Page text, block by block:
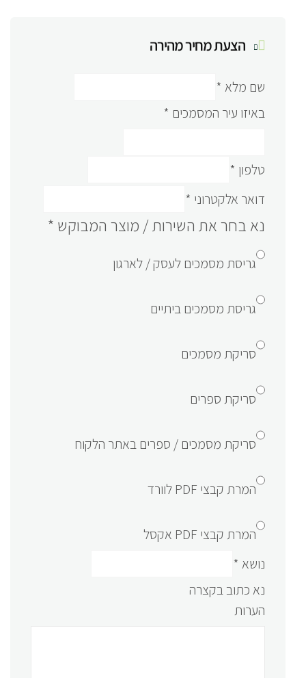
הצעת מחיר מהירה
שם מלא *
באיזו עיר המסמכים *
טלפון *
דואר אלקטרוני *
נא בחר את השירות / מוצר המבוקש *
גריסת מסמכים לעסק / לארגון
גריסת מסמכים ביתיים
סריקת מסמכים
סריקת ספרים
סריקת מסמכים / ספרים באתר הלקוח
המרת קבצי PDF לוורד
המרת קבצי PDF אקסל
נושא *
נא כתוב בקצרה
הערות